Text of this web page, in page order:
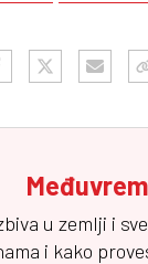
u zemlji i
i kako